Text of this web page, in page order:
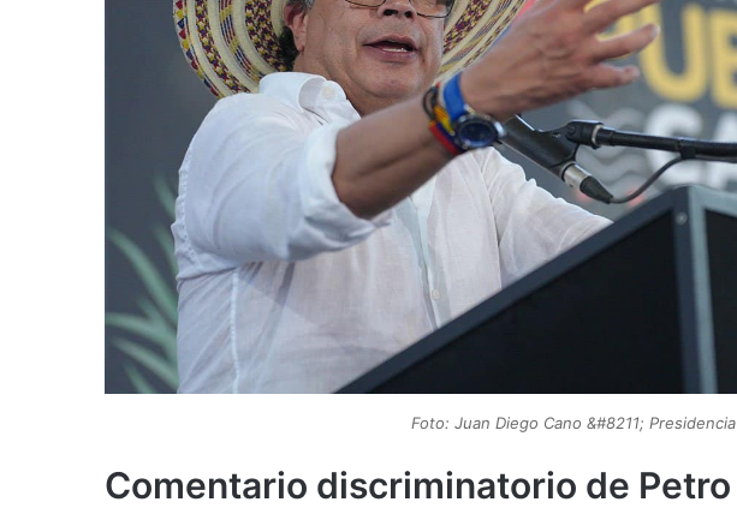
Foto: Juan Diego Cano &#8211; Presidencia
Comentario discriminatorio de Petro